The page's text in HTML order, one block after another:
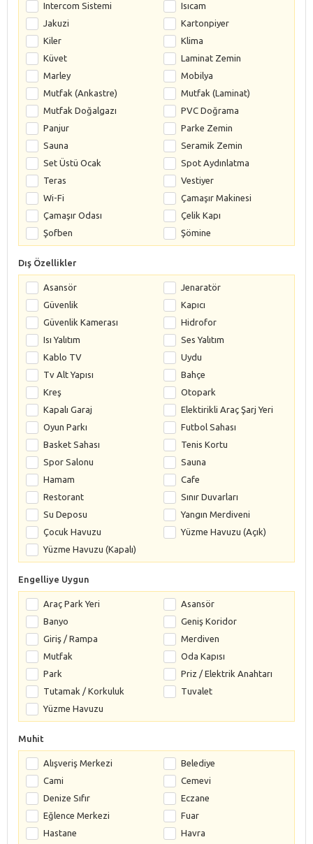
Intercom Sistemi
Isıcam
Jakuzi
Kartonpiyer
Kiler
Klima
Küvet
Laminat Zemin
Marley
Mobilya
Mutfak (Ankastre)
Mutfak (Laminat)
Mutfak Doğalgazı
PVC Doğrama
Panjur
Parke Zemin
Sauna
Seramik Zemin
Set Üstü Ocak
Spot Aydınlatma
Teras
Vestiyer
Wi-Fi
Çamaşır Makinesi
Çamaşır Odası
Çelik Kapı
Şofben
Şömine
Dış Özellikler
Asansör
Jenaratör
Güvenlik
Kapıcı
Güvenlik Kamerası
Hidrofor
Isı Yalıtım
Ses Yalıtım
Kablo TV
Uydu
Tv Alt Yapısı
Bahçe
Kreş
Otopark
Kapalı Garaj
Elektirikli Araç Şarj Yeri
Oyun Parkı
Futbol Sahası
Basket Sahası
Tenis Kortu
Spor Salonu
Sauna
Hamam
Cafe
Restorant
Sınır Duvarları
Su Deposu
Yangın Merdiveni
Çocuk Havuzu
Yüzme Havuzu (Açık)
Yüzme Havuzu (Kapalı)
Engelliye Uygun
Araç Park Yeri
Asansör
Banyo
Geniş Koridor
Giriş / Rampa
Merdiven
Mutfak
Oda Kapısı
Park
Priz / Elektrik Anahtarı
Tutamak / Korkuluk
Tuvalet
Yüzme Havuzu
Muhit
Alışveriş Merkezi
Belediye
Cami
Cemevi
Denize Sıfır
Eczane
Eğlence Merkezi
Fuar
Hastane
Havra